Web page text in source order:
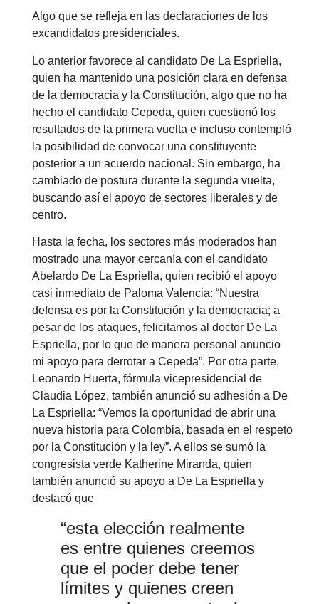
Algo que se refleja en las declaraciones de los
excandidatos presidenciales.
Lo anterior favorece al candidato De La Espriella,
quien ha mantenido una posición clara en defensa
de la democracia y la Constitución, algo que no ha
hecho el candidato Cepeda, quien cuestionó los
resultados de la primera vuelta e incluso contempló
la posibilidad de convocar una constituyente
posterior a un acuerdo nacional. Sin embargo, ha
cambiado de postura durante la segunda vuelta,
buscando así el apoyo de sectores liberales y de
centro.
Hasta la fecha, los sectores más moderados han
mostrado una mayor cercanía con el candidato
Abelardo De La Espriella, quien recibió el apoyo
casi inmediato de Paloma Valencia: “Nuestra
defensa es por la Constitución y la democracia; a
pesar de los ataques, felicitamos al doctor De La
Espriella, por lo que de manera personal anuncio
mi apoyo para derrotar a Cepeda”. Por otra parte,
Leonardo Huerta, fórmula vicepresidencial de
Claudia López, también anunció su adhesión a De
La Espriella: “Vemos la oportunidad de abrir una
nueva historia para Colombia, basada en el respeto
por la Constitución y la ley”. A ellos se sumó la
congresista verde Katherine Miranda, quien
también anunció su apoyo a De La Espriella y
destacó que
“esta elección realmente
es entre quienes creemos
que el poder debe tener
límites y quienes creen